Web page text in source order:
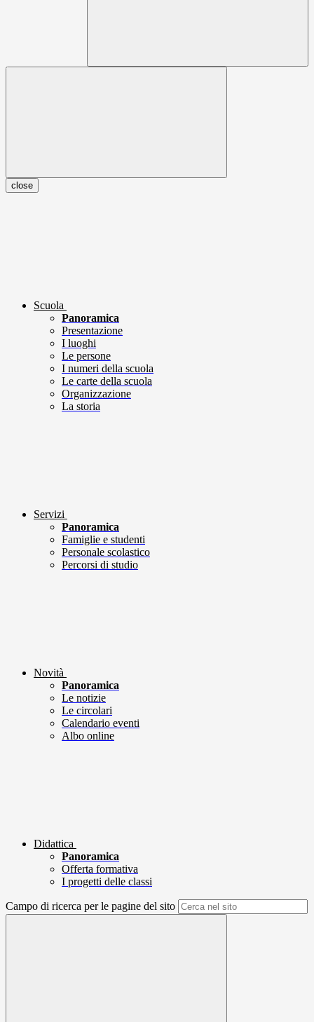
close
Scuola
Panoramica
Presentazione
I luoghi
Le persone
I numeri della scuola
Le carte della scuola
Organizzazione
La storia
Servizi
Panoramica
Famiglie e studenti
Personale scolastico
Percorsi di studio
Novità
Panoramica
Le notizie
Le circolari
Calendario eventi
Albo online
Didattica
Panoramica
Offerta formativa
I progetti delle classi
Campo di ricerca per le pagine del sito